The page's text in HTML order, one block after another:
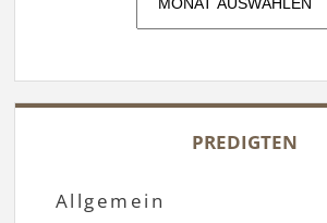
PREDIGTEN
Allgemein